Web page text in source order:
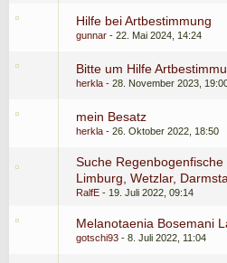
Hilfe bei Artbestimmung
gunnar 22. Mai 2024, 14:24
Bitte um Hilfe
herkla 28. November 2023,
mein Besatz
herkla 26. Oktober 2022, 18:50
Suche
Limburg, Wetzlar,
RalfE 19. Juli 2022, 09:14
Melanotaenia Bosemani
gotschi93 8. Juli 2022, 11:04